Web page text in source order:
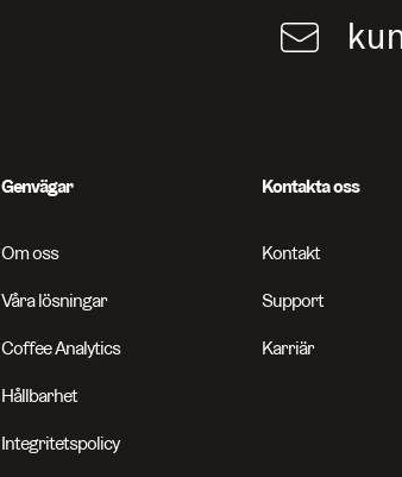
Genvägar
Om oss
Våra lösningar
Coffee Analytics
Hållbarhet
Integritetspolicy
Kontakta oss
Kontakt
Support
Karriär